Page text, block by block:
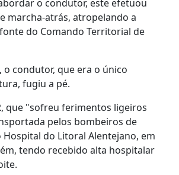
o condutor, este efetuou
marcha-atrás, atropelando a
do Comando Territorial de
o condutor, que era o único
fugiu a pé.
que "sofreu ferimentos ligeiros
pelos bombeiros de
Hospital do Litoral Alentejano, em
tendo recebido alta hospitalar